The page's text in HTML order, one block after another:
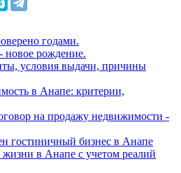
годами.
рождение.
условия выдачи, причины
в Анапе: критерии,
на продажу недвижимости -
гостиничный бизнес в Анапе
в Анапе с учетом реалий